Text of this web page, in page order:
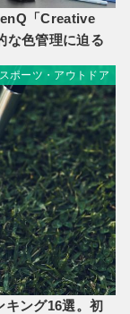
「Creative
な色管理に迫る
スポーツ・アウトドア
キング16選。初